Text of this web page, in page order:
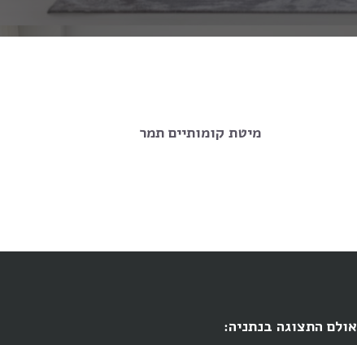
מיטת קומותיים תמר
אולם התצוגה בנתניה: